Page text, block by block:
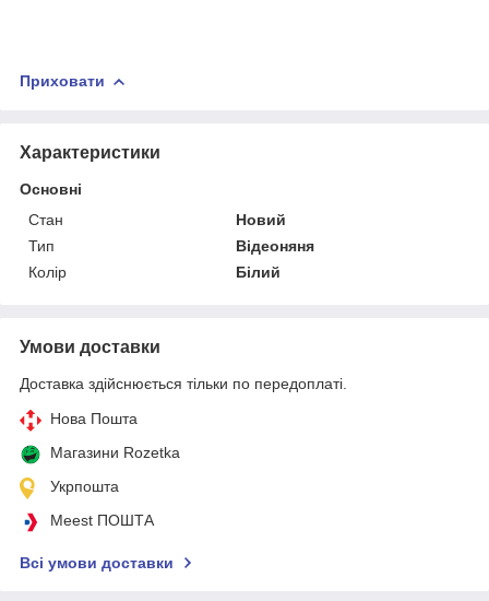
Приховати
Характеристики
Основні
Стан
Новий
Тип
Відеоняня
Колір
Білий
Умови доставки
Доставка здійснюється тільки по передоплаті.
Нова Пошта
Магазини Rozetka
Укрпошта
Meest ПОШТА
Всі умови доставки